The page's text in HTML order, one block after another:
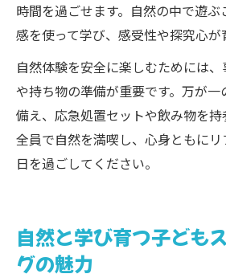
時間を過ごせます。自然の中で遊
感を使って学び、感受性や探究心が
自然体験を安全に楽しむためには
や持ち物の準備が重要です。万が
備え、応急処置セットや飲み物を
全員で自然を満喫し、心身ともに
日を過ごしてください。
自然と学び育つ子ども
グの魅力